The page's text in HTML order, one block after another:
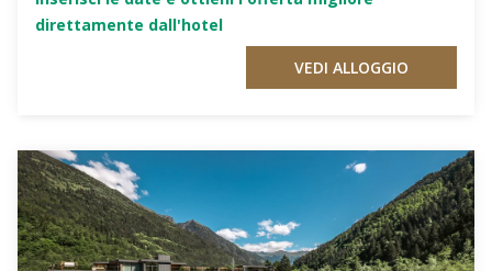
direttamente dall'hotel
VEDI ALLOGGIO